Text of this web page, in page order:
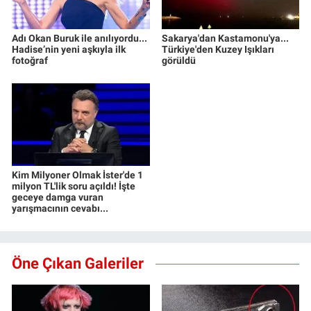
Adı Okan Buruk ile anılıyordu...
Hadise’nin yeni aşkıyla ilk
fotoğraf
Sakarya'dan Kastamonu'ya...
Türkiye'den Kuzey Işıkları
görüldü
Kim Milyoner Olmak İster'de 1
milyon TL'lik soru açıldı! İşte
geceye damga vuran
yarışmacının cevabı...
Öne Çıkan Galeriler